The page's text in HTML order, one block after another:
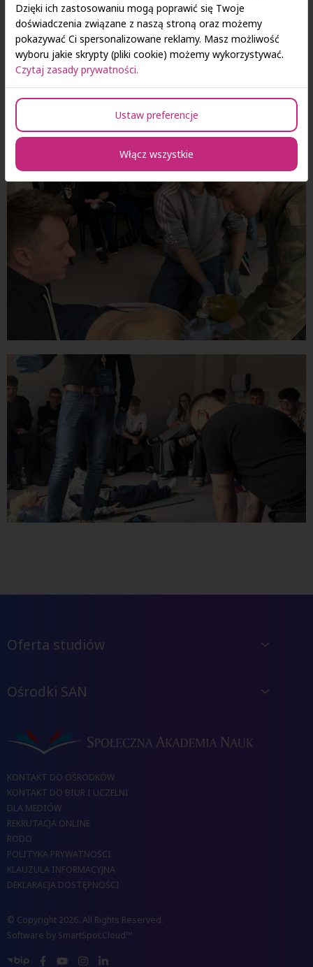
Oferta studiów
Ośrodki SAN
KONTAKT DO OŚRODKÓW
KONTAKT DO BIUR I UCZELNI
DLA MEDIÓW
REKRUTACJA ONLINE
RODO
POLITYKA PRYWATNOŚCI
KLAUZULA INFORMACYJNA
DEKLARACJA DOSTĘPNOŚCI
© Copyright 2026. All Rights Reserved.
Software by SmartSpot.Cloud™
Dzięki ich zastosowaniu mogą poprawić się Twoje
doświadczenia związane z naszą stroną oraz możemy
pokazywać Ci spersonalizowane reklamy. Masz możliwość
wyboru jakie skrypty (pliki cookie) możemy wykorzystywać.
Czytaj zasady prywatności.
Ustaw preferencje
Włącz wszystkie